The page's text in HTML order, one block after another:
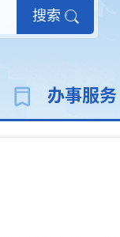
搜索
办事服务